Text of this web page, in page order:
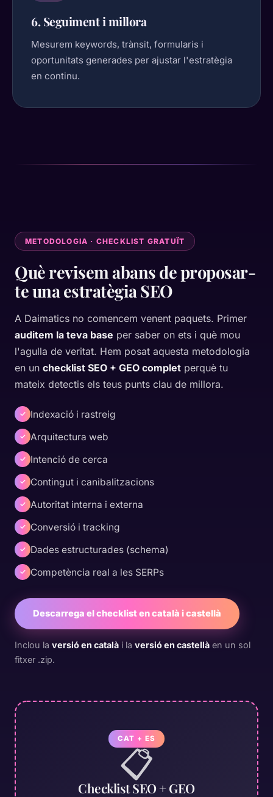
6. Seguiment i millora
Mesurem keywords, trànsit, formularis i
oportunitats generades per ajustar l'estratègia
en continu.
METODOLOGIA · CHECKLIST GRATUÏT
Què revisem abans de proposar-
te una estratègia SEO
A Daimatics no comencem venent paquets. Primer
auditem la teva base per saber on ets i què mou
l'agulla de veritat. Hem posat aquesta metodologia
en un checklist SEO + GEO complet perquè tu
mateix detectis els teus punts clau de millora.
✓ Indexació i rastreig
✓ Arquitectura web
✓ Intenció de cerca
✓ Contingut i canibalitzacions
✓ Autoritat interna i externa
✓ Conversió i tracking
✓ Dades estructurades (schema)
✓ Competència real a les SERPs
Descarrega el checklist en català i castellà
Inclou la versió en català i la versió en castellà en un sol
fitxer .zip.
CAT + ES
📋
Checklist SEO + GEO